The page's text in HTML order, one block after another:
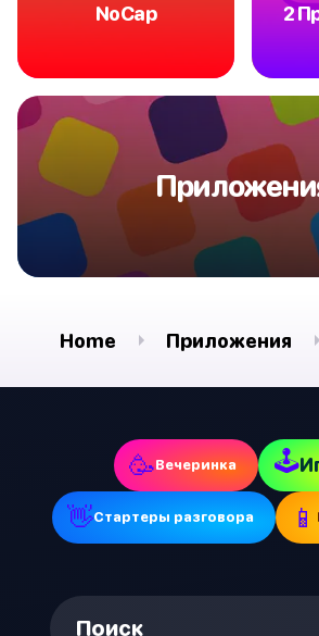
NoCap 2
Home Приложения
🥳Вечеринка 🕹
👋Стартеры разговора 📱
Поиск